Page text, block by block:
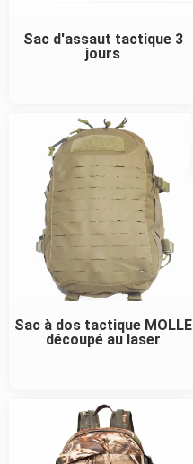
Sac d'assaut tactique 3
jours
Sac à dos tactique MOLLE
découpé au laser